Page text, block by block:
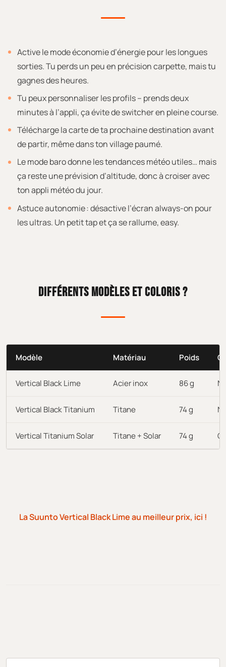
Active le mode économie d’énergie pour les longues
sorties. Tu perds un peu en précision carpette, mais tu
gagnes des heures.
Tu peux personnaliser les profils – prends deux
minutes à l’appli, ça évite de switcher en pleine course.
Télécharge la carte de ta prochaine destination avant
de partir, même dans ton village paumé.
Le mode baro donne les tendances météo utiles… mais
ça reste une prévision d’altitude, donc à croiser avec
ton appli météo du jour.
Astuce autonomie : désactive l’écran always-on pour
les ultras. Un petit tap et ça se rallume, easy.
DIFFÉRENTS MODÈLES ET COLORIS ?
Modèle Matériau Poids
Vertical Black Lime Acier inox 86 g
Vertical Black Titanium Titane 74 g
Vertical Titanium Solar Titane + Solar 74 g
La Suunto Vertical Black Lime au meilleur prix, ici !